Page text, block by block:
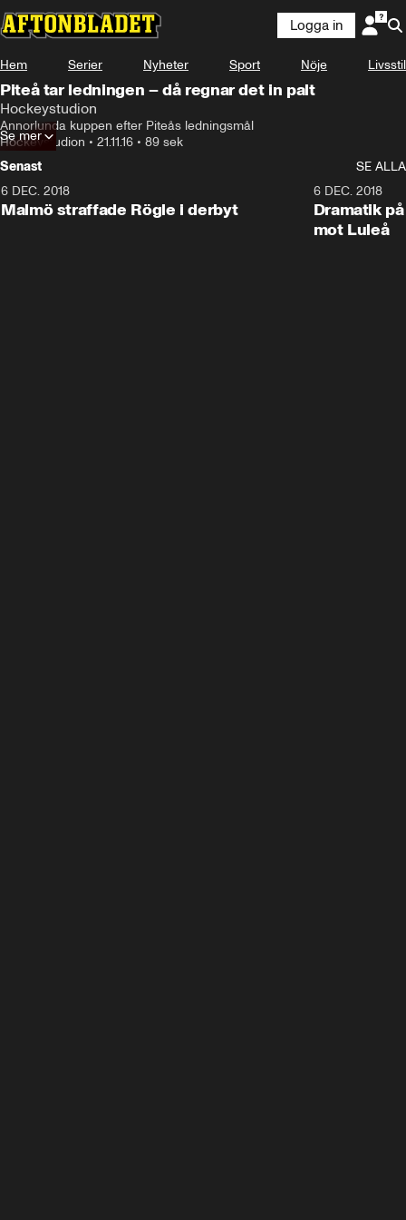
Logga in
Hem Serier Nyheter Sport Nöje Livsstil
Piteå tar ledningen – då regnar det in palt
Hockeystudion
Annorlunda kuppen efter Piteås ledningsmål
Hockeystudion • 21.11.16 • 89 sek
Se mer
Senast
SE ALLA
6 DEC. 2018
Malmö straffade Rögle i derbyt
6 DEC. 2018
Dramatik
mot Luleå